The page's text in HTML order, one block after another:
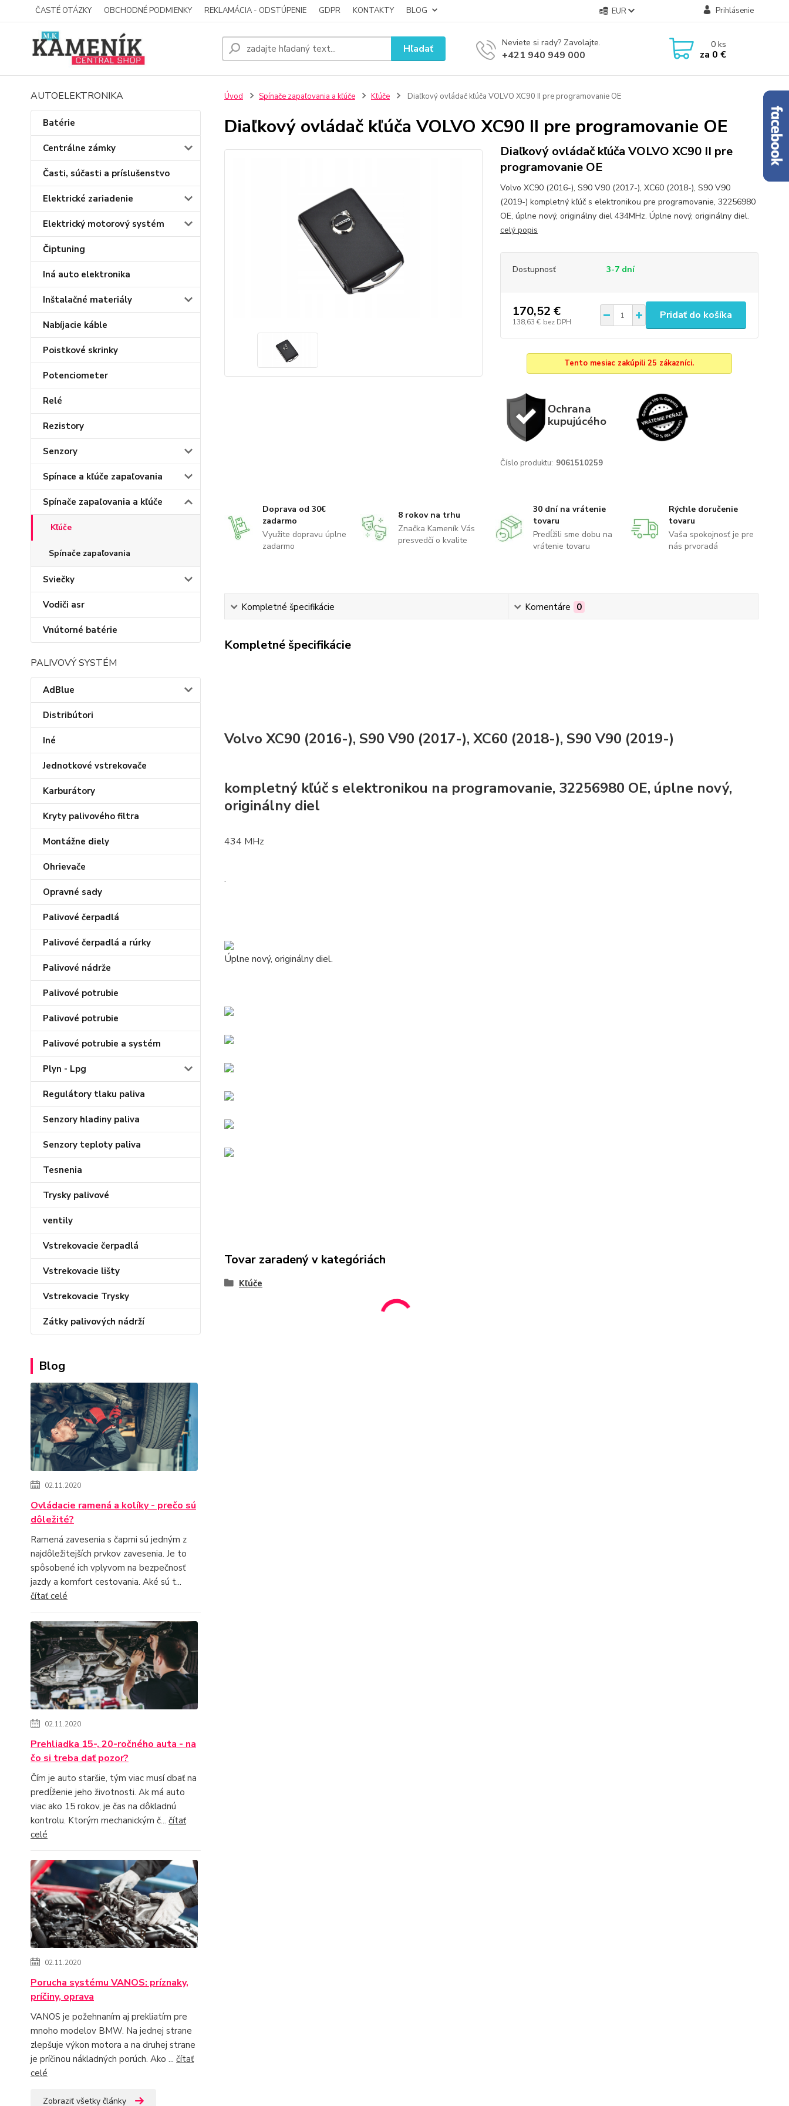
ČASTÉ OTÁZKY OBCHODNÉ PODMIENKY REKLAMÁCIA - ODSTÚPENIE GDPR KONTAKTY BLOG EUR Prihlásenie
Hľadať Neviete si rady? Zavolajte.
+421 940 949 000
0ks
za 0 €
AUTOELEKTRONIKA
Batérie
Centrálne zámky
Časti, súčasti a príslušenstvo
Elektrické zariadenie
Elektrický motorový systém
Čiptuning
Iná auto elektronika
Inštalačné materiály
Nabíjacie káble
Poistkové skrinky
Potenciometer
Relé
Rezistory
Senzory
Spínace a kľúče zapaľovania
Spínače zapaľovania a kľúče
Kľúče
Spínače zapaľovania
Sviečky
Vodiči asr
Vnútorné batérie
PALIVOVÝ SYSTÉM
AdBlue
Distribútori
Iné
Jednotkové vstrekovače
Karburátory
Kryty palivového filtra
Montážne diely
Ohrievače
Opravné sady
Palivové čerpadlá
Palivové čerpadlá a rúrky
Palivové nádrže
Palivové potrubie
Palivové potrubie
Palivové potrubie a systém
Plyn - Lpg
Regulátory tlaku paliva
Senzory hladiny paliva
Senzory teploty paliva
Tesnenia
Trysky palivové
ventily
Vstrekovacie čerpadlá
Vstrekovacie lišty
Vstrekovacie Trysky
Zátky palivových nádrží
Blog
02.11.2020
Ovládacie ramená a kolíky - prečo sú
dôležité?
Ramená zavesenia s čapmi sú jedným z
najdôležitejších prvkov zavesenia. Je to
spôsobené ich vplyvom na bezpečnosť
jazdy a komfort cestovania. Aké sú t...
čítať celé
02.11.2020
Prehliadka 15-, 20-ročného auta - na
čo si treba dať pozor?
Čím je auto staršie, tým viac musí dbať na
predĺženie jeho životnosti. Ak má auto
viac ako 15 rokov, je čas na dôkladnú
kontrolu. Ktorým mechanickým č... čítať
celé
02.11.2020
Porucha systému VANOS: príznaky,
príčiny, oprava
VANOS je požehnaním aj prekliatím pre
mnoho modelov BMW. Na jednej strane
zlepšuje výkon motora a na druhej strane
je príčinou nákladných porúch. Ako ... čítať
celé
Zobraziť všetky články
Úvod Spínače zapaľovania a kľúče Kľúče Diaľkový ovládač kľúča VOLVO XC90 II pre programovanie OE
Diaľkový ovládač kľúča VOLVO XC90 II pre programovanie OE
Diaľkový ovládač kľúča VOLVO XC90 II pre
programovanie OE
Volvo XC90 (2016-), S90 V90 (2017-), XC60 (2018-), S90 V90
(2019-) kompletný kľúč s elektronikou pre programovanie, 32256980
OE, úplne nový, originálny diel 434MHz. Úplne nový, originálny diel.
celý popis
Dostupnosť 3-7 dní
170,52 €
138,63 € bez DPH
Pridať do košíka
Tento mesiac zakúpili 25 zákazníci.
Ochrana
kupujúcého
Číslo produktu: 9061510259
Doprava od 30€
zadarmo
Využite dopravu úplne
zadarmo
8 rokov na trhu
Značka Kameník Vás
presvedčí o kvalite
30 dní na vrátenie
tovaru
Predĺžili sme dobu na
vrátenie tovaru
Rýchle doručenie
tovaru
Vaša spokojnosť je pre
nás prvoradá
Kompletné špecifikácie Komentáre 0
Kompletné špecifikácie
Volvo XC90 (2016-), S90 V90 (2017-), XC60 (2018-), S90 V90 (2019-)
kompletný kľúč s elektronikou na programovanie, 32256980 OE, úplne nový,
originálny diel
434 MHz
.
Úplne nový, originálny diel.
Tovar zaradený v kategóriách
Kľúče